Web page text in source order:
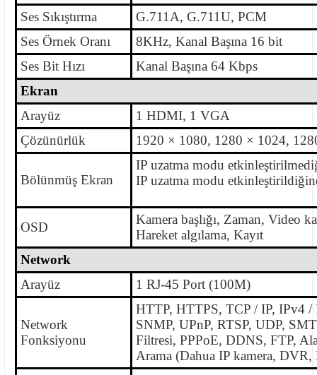
Ses Sıkıştırma
G.711A, G.711U, PCM
Ses Örnek Oranı
8KHz, Kanal Başına 16 bit
Ses Bit Hızı
Kanal Başına 64 Kbps
Ekran
Arayüz
1 HDMI, 1 VGA
Çözünürlük
1920 × 1080, 1280 × 1024,
Bölünmüş Ekran
IP uzatma modu
IP uzatma modu
OSD
Kamera başlığı, Zaman, Video
Hareket algılama, Kayıt
Network
Arayüz
1 RJ-45 Port (100M)
Network
Fonksiyonu
HTTP, HTTPS, TCP / IP, IPv4
SNMP, UPnP, RTSP, UDP,
Filtresi, PPPoE, DDNS, FTP,
Arama (Dahua IP kamera,